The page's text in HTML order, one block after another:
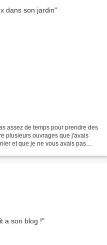
assez de temps pour prendre des
plusieurs ouvrages que j'avais
et que je ne vous avais pas